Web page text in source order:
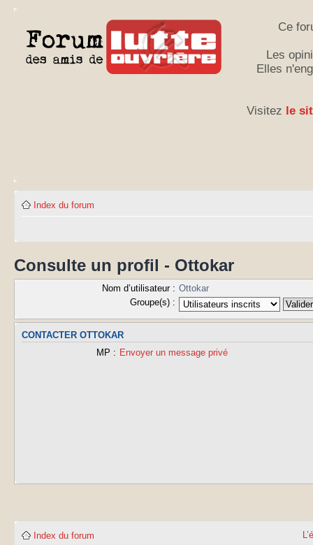
Ce
Les
Elles
Visitez le
Index du forum
Consulte un profil - Ottokar
Nom d’utilisateur : Ottokar
Groupe(s) :
CONTACTER OTTOKAR
MP : Envoyer un message privé
Index du forum